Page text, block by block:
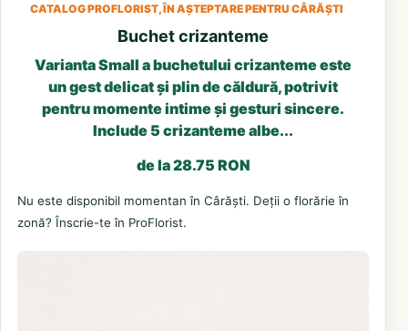
CATALOG PROFLORIST, ÎN AȘTEPTARE PENTRU CÂRĂȘTI
Buchet crizanteme
Varianta Small a buchetului crizanteme este
un gest delicat și plin de căldură, potrivit
pentru momente intime și gesturi sincere.
Include 5 crizanteme albe...
de la 28.75 RON
Nu este disponibil momentan în Cârăști. Deții o florărie în
zonă? Înscrie-te în ProFlorist.